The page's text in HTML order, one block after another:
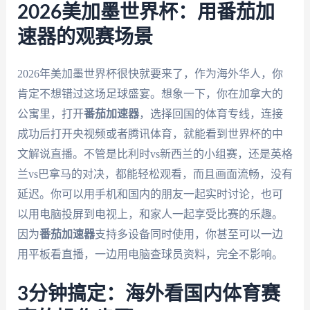
2026美加墨世界杯：用番茄加
速器的观赛场景
2026年美加墨世界杯很快就要来了，作为海外华人，你
肯定不想错过这场足球盛宴。想象一下，你在加拿大的
公寓里，打开番茄加速器，选择回国的体育专线，连接
成功后打开央视频或者腾讯体育，就能看到世界杯的中
文解说直播。不管是比利时vs新西兰的小组赛，还是英格
兰vs巴拿马的对决，都能轻松观看，而且画面流畅，没有
延迟。你可以用手机和国内的朋友一起实时讨论，也可
以用电脑投屏到电视上，和家人一起享受比赛的乐趣。
因为番茄加速器支持多设备同时使用，你甚至可以一边
用平板看直播，一边用电脑查球员资料，完全不影响。
3分钟搞定：海外看国内体育赛